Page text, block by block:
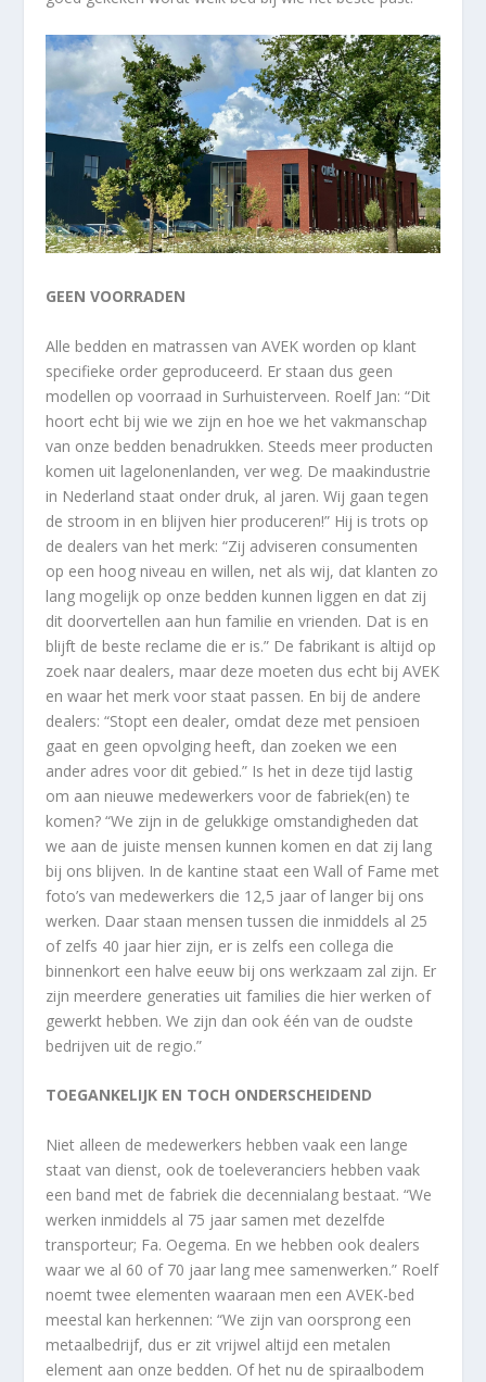
GEEN VOORRADEN
Alle bedden en matrassen van AVEK worden op klant
specifieke order geproduceerd. Er staan dus geen
modellen op voorraad in Surhuisterveen. Roelf Jan: “Dit
hoort echt bij wie we zijn en hoe we het vakmanschap
van onze bedden benadrukken. Steeds meer producten
komen uit lagelonenlanden, ver weg. De maakindustrie
in Nederland staat onder druk, al jaren. Wij gaan tegen
de stroom in en blijven hier produceren!” Hij is trots op
de dealers van het merk: “Zij adviseren consumenten
op een hoog niveau en willen, net als wij, dat klanten zo
lang mogelijk op onze bedden kunnen liggen en dat zij
dit doorvertellen aan hun familie en vrienden. Dat is en
blijft de beste reclame die er is.” De fabrikant is altijd op
zoek naar dealers, maar deze moeten dus echt bij AVEK
en waar het merk voor staat passen. En bij de andere
dealers: “Stopt een dealer, omdat deze met pensioen
gaat en geen opvolging heeft, dan zoeken we een
ander adres voor dit gebied.” Is het in deze tijd lastig
om aan nieuwe medewerkers voor de fabriek(en) te
komen? “We zijn in de gelukkige omstandigheden dat
we aan de juiste mensen kunnen komen en dat zij lang
bij ons blijven. In de kantine staat een Wall of Fame met
foto’s van medewerkers die 12,5 jaar of langer bij ons
werken. Daar staan mensen tussen die inmiddels al 25
of zelfs 40 jaar hier zijn, er is zelfs een collega die
binnenkort een halve eeuw bij ons werkzaam zal zijn. Er
zijn meerdere generaties uit families die hier werken of
gewerkt hebben. We zijn dan ook één van de oudste
bedrijven uit de regio.”
TOEGANKELIJK EN TOCH ONDERSCHEIDEND
Niet alleen de medewerkers hebben vaak een lange
staat van dienst, ook de toeleveranciers hebben vaak
een band met de fabriek die decennialang bestaat. “We
werken inmiddels al 75 jaar samen met dezelfde
transporteur; Fa. Oegema. En we hebben ook dealers
waar we al 60 of 70 jaar lang mee samenwerken.” Roelf
noemt twee elementen waaraan men een AVEK-bed
meestal kan herkennen: “We zijn van oorsprong een
metaalbedrijf, dus er zit vrijwel altijd een metalen
element aan onze bedden. Of het nu de spiraalbodem